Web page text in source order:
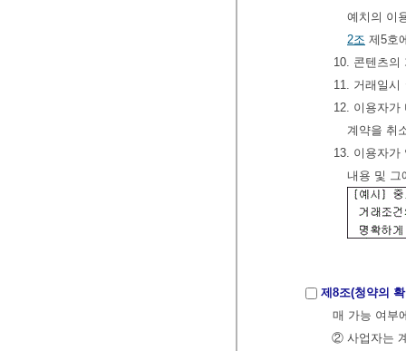
예치의 이
2조 제5호
10. 콘텐츠의
11. 거래일시
12. 이용자가
계약을 취
13. 이용자가
내용 및 그
제8조(청약의
매 가능 여부
② 사업자는